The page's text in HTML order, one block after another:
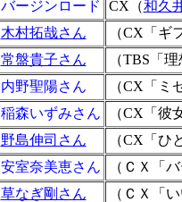
バージンロード CX（和久
木村拓哉さん
（CX「ギ
常盤貴子さん
（TBS「
内野聖陽さん
（CX「ミ
稲森いずみさん
（CX「彼
野島伸司さん
（CX「ひ
安室奈美恵さん
（ＣＸ「
草なぎ剛さん
（ＣＸ「